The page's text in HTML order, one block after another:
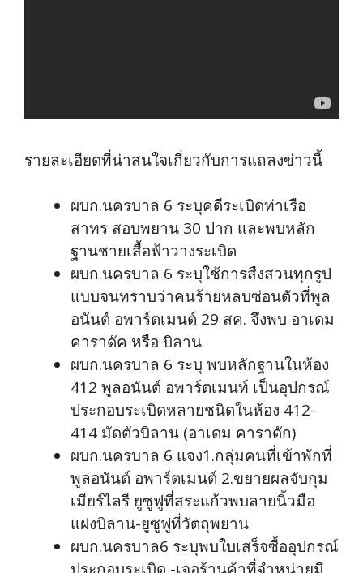
รายละเอียดที่น่าสนใจเกี่ยวกับการแถลงข่าวนี้
ผบก.นครบาล 6 ระบุคดีระเบิดท่าเรือ
สาทร สอบพยาน 30 ปาก และพบหลัก
ฐานชายเสื้อฟ้าวางระเบิด
ผบก.นครบาล 6 ระบุใช้การสืงสวนทุกรูป
แบบจนทราบว่าคนร้ายหลบซ่อนตัวที่พูล
อนันต์ อพาร์ตเมนต์ 29 สค. จึงพบ อาเดม
คาราดัค หรือ บิลาน
ผบก.นครบาล 6 ระบุ พบหลักฐานในห้อง
412 พูลอนันต์ อพาร์ตเมนท์ เป็นอุปกรณ์
ประกอบระเบิดหลายชนิดในห้อง 412-
414 มัดตัวบิลาน (อาเดม คาราดัก)
ผบก.นครบาล 6 แจง1.กลุ่มคนที่เข้าพักที่
พูลอนันต์ อพาร์ตเมนต์ 2.ขยายผลจับกุม
เมียร์ไลรี ยูซูฟูที่สระแก้วพบลายนิ้วมือ
แฝงบิลาน-ยูซูฟูที่วัตถุพยาน
ผบก.นครบาล6 ระบุพบใบเสร็จซื้ออุปกรณ์